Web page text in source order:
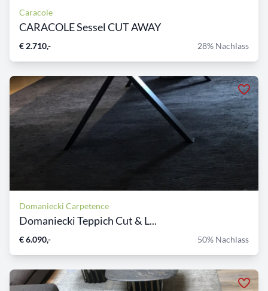
Caracole
CARACOLE Sessel CUT AWAY
€ 2.710,- 28% Nachlass
Domaniecki Carpetence
Domaniecki Teppich Cut & L...
€ 6.090,- 50% Nachlass